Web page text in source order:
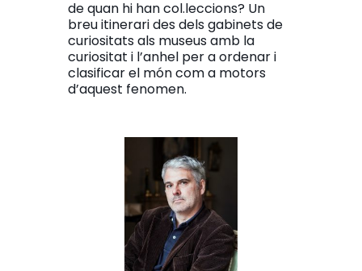
de quan hi han col.leccions? Un
breu itinerari des dels gabinets de
curiositats als museus amb la
curiositat i l’anhel per a ordenar i
clasificar el món com a motors
d’aquest fenomen.